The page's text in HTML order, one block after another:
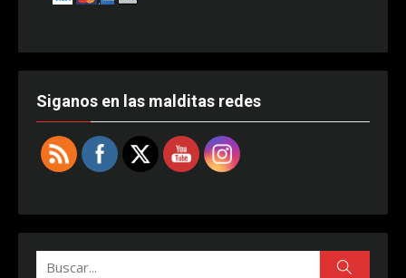
Siganos en las malditas redes
Buscar: